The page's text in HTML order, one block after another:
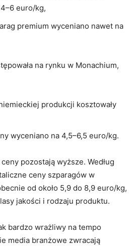
euro/kg,
premium wyceniano nawet na
na rynku w Monachium,
produkcji kosztowały
wyceniano na 4,5–6,5 euro/kg.
pozostają wyższe. Według
ceny szparagów w
od około 5,9 do 8,9 euro/kg,
jakości i rodzaju produktu.
bardzo wrażliwy na tempo
media branżowe zwracają